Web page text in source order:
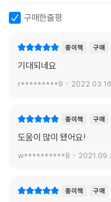
구매한줄평
종이책 구매
기대되네요
r*********9 2022.03.16.
종이책 구매
도움이 많이 됐어요!
w**********8
종이책 구매